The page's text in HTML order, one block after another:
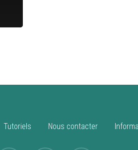
Tutoriels Nous contacter